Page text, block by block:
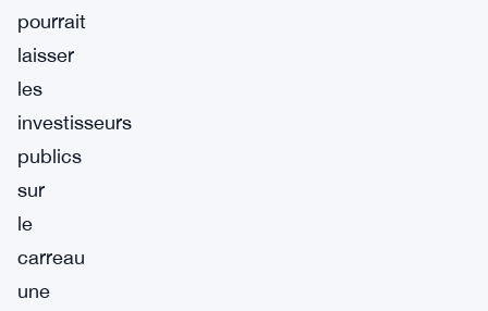
pourrait
laisser
les
investisseurs
publics
sur
le
carreau
une